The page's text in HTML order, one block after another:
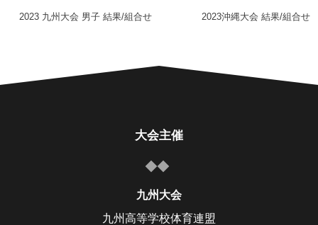
2023 九州大会 男子 結果/組合せ 2023沖縄大会 結果/組合せ
大会主催
九州大会
九州高等学校体育連盟